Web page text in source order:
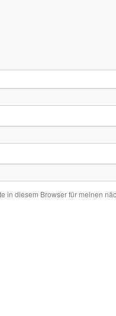
in diesem Browser für meinen